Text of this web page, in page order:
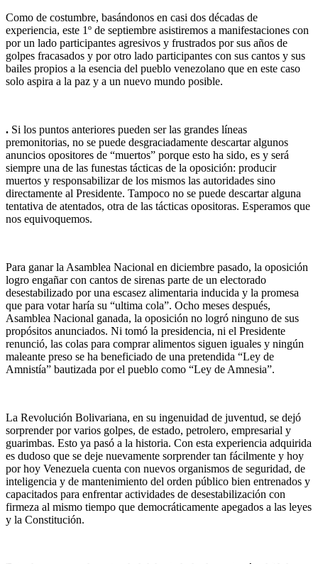
Como de costumbre, basándonos en casi dos décadas de
experiencia, este 1º de septiembre asistiremos a manifestaciones con
por un lado participantes agresivos y frustrados por sus años de
golpes fracasados y por otro lado participantes con sus cantos y sus
bailes propios a la esencia del pueblo venezolano que en este caso
solo aspira a la paz y a un nuevo mundo posible.
. Si los puntos anteriores pueden ser las grandes líneas
premonitorias, no se puede desgraciadamente descartar algunos
anuncios opositores de “muertos” porque esto ha sido, es y será
siempre una de las funestas tácticas de la oposición: producir
muertos y responsabilizar de los mismos las autoridades sino
directamente al Presidente. Tampoco no se puede descartar alguna
tentativa de atentados, otra de las tácticas opositoras. Esperamos que
nos equivoquemos.
Para ganar la Asamblea Nacional en diciembre pasado, la oposición
logro engañar con cantos de sirenas parte de un electorado
desestabilizado por una escasez alimentaria inducida y la promesa
que para votar haría su “ultima cola”. Ocho meses después,
Asamblea Nacional ganada, la oposición no logró ninguno de sus
propósitos anunciados. Ni tomó la presidencia, ni el Presidente
renunció, las colas para comprar alimentos siguen iguales y ningún
maleante preso se ha beneficiado de una pretendida “Ley de
Amnistía” bautizada por el pueblo como “Ley de Amnesia”.
La Revolución Bolivariana, en su ingenuidad de juventud, se dejó
sorprender por varios golpes, de estado, petrolero, empresarial y
guarimbas. Esto ya pasó a la historia. Con esta experiencia adquirida
es dudoso que se deje nuevamente sorprender tan fácilmente y hoy
por hoy Venezuela cuenta con nuevos organismos de seguridad, de
inteligencia y de mantenimiento del orden público bien entrenados y
capacitados para enfrentar actividades de desestabilización con
firmeza al mismo tiempo que democráticamente apegados a las leyes
y la Constitución.